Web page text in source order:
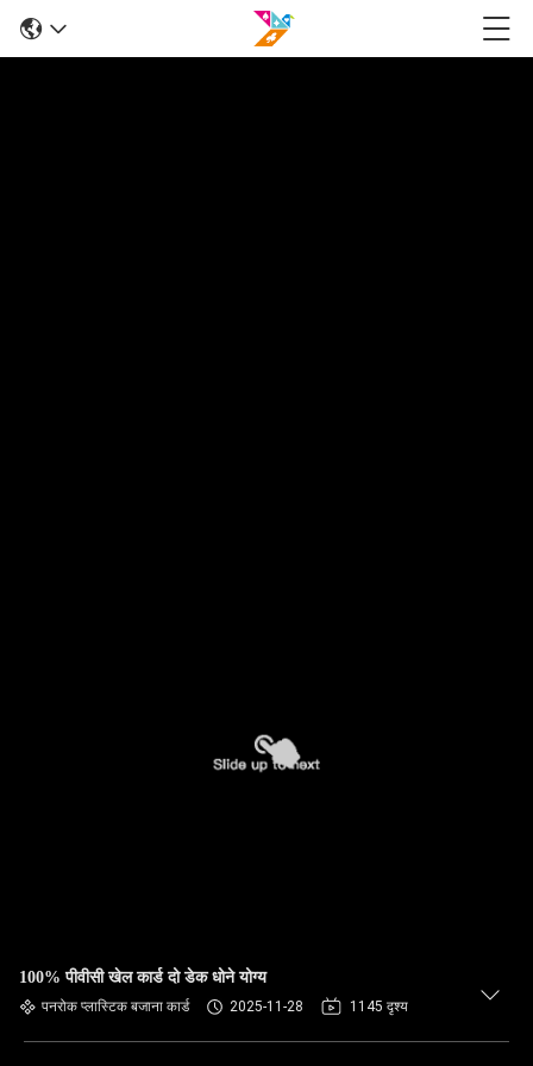
100% पीवीसी खेल कार्ड दो डेक धोने योग्य
पनरोक प्लास्टिक बजाना कार्ड 2025-11-28 1145 दृश्य